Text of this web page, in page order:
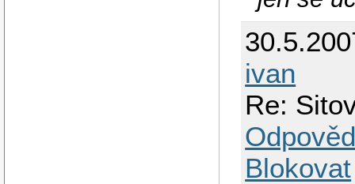
ivan
Re:
Blokovat